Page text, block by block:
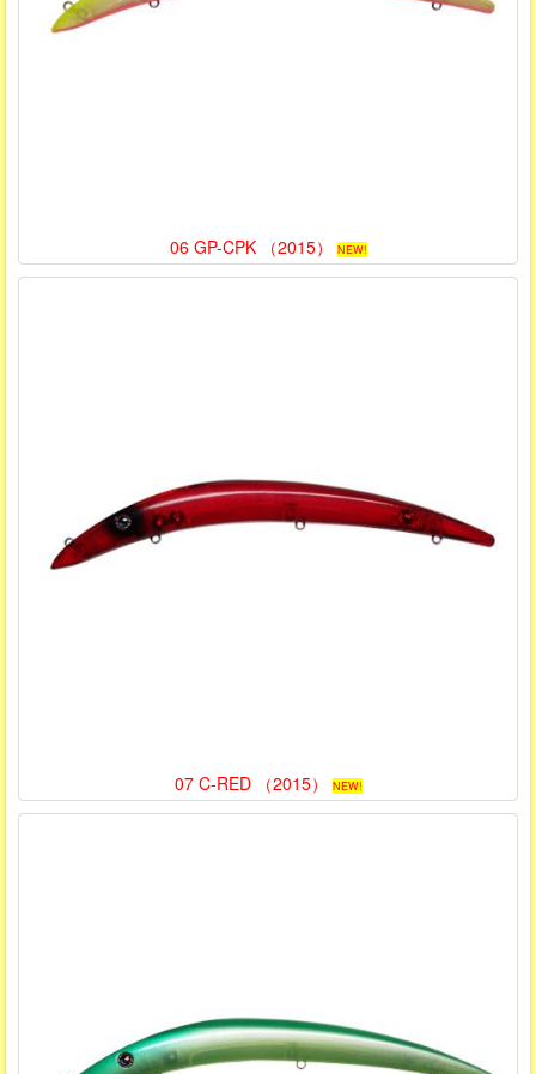
06 GP-CPK （2015） NEW!
07 C-RED （2015） NEW!